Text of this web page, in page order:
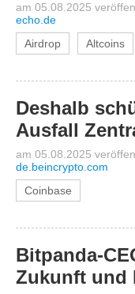
am 05.08.2025
echo.de
Airdrop
Altcoins
Deshalb
Ausfall
am 05.08.2025
de.beincrypto.com
Coinbase
Bitpanda-
Zukunft und